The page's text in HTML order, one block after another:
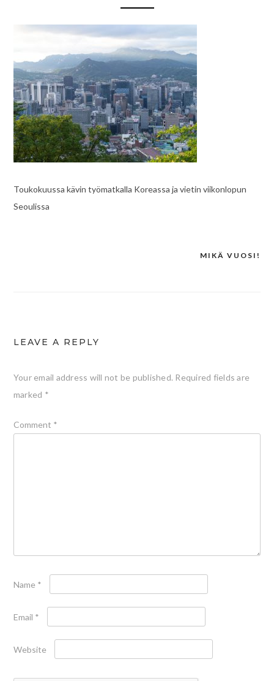
Toukokuussa kävin työmatkalla Koreassa ja vietin viikonlopun
Seoulissa
MIKÄ VUOSI!
LEAVE A REPLY
Your email address will not be published. Required fields are
marked *
Comment *
Name *
Email *
Website